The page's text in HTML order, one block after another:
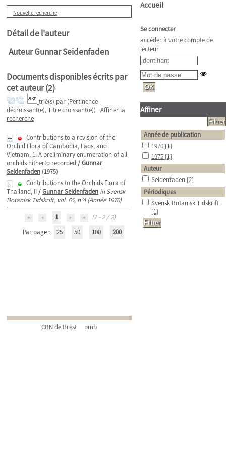
Nouvelle recherche
Détail de l'auteur
Auteur Gunnar Seidenfaden
Documents disponibles écrits par
cet auteur (2)
trié(s) par (Pertinence
décroissant(e), Titre croissant(e)) Affiner la
recherche
Contributions to a revision of the
Orchid Flora of Cambodia, Laos, and
Vietnam, 1. A preliminary enumeration of all
orchids hitherto recorded /Gunnar
Seidenfaden (1975)
Contributions to the Orchids Flora of
Thailand, II/Gunnar Seidenfaden in Svensk
Botanisk Tidskrift, vol. 65, n°4 (Année 1970)
1
(1 - 2 / 2)
Par page :
25 50 100 200
CBN de Brest pmb
Accueil
Se connecter
accéder à votre compte de
lecteur
Affiner
Année de publication
1970 [1]
1975 [1]
Auteur
Seidenfaden [2]
Périodiques
Svensk Botanisk Tidskrift
[1]